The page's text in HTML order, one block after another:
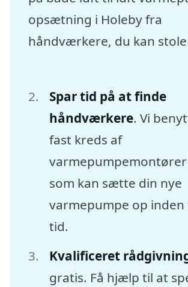
opsætning i Holeby fra
håndværkere, du kan stole
Spar tid på at finde
håndværkere. Vi
fast kreds af
varmepumpemontører
som kan sætte din nye
varmepumpe op
tid.
Kvalificeret
gratis. Få hjælp til at